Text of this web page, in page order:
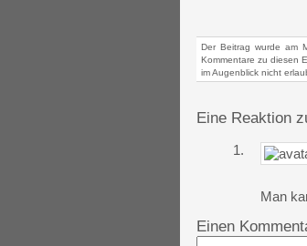
Der Beitrag wurde am
Kommentare zu diesen
im Augenblick nicht
Eine Reaktion
1.
Man
Einen